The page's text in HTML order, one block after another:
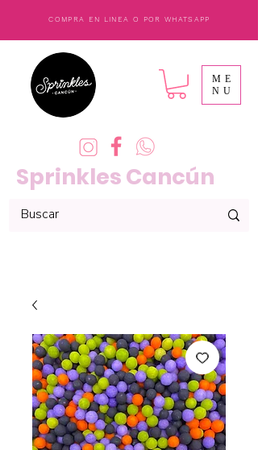
COMPRA EN LINEA O POR WHATSAPP
Sprinkles Cancún
ME
NU